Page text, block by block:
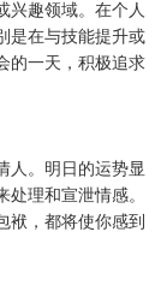
兴趣领域。在个人
是在与技能提升或
的一天，积极追求
人。明日的运势显
理和宣泄情感。
袱，都将使你感到